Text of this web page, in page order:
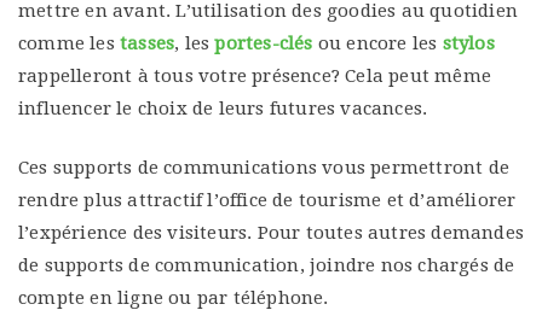
mettre en avant. L’utilisation des goodies au quotidien
comme les tasses, lesportes-clés ou encore les stylos
rappelleront à tous votre présence? Cela peut même
influencer le choix de leurs futures vacances.
Ces supports de communications vous permettront de
rendre plus attractif l’office de tourisme et d’améliorer
l’expérience des visiteurs. Pour toutes autres demandes
de supports de communication, joindre nos chargés de
compte en ligne ou par téléphone.